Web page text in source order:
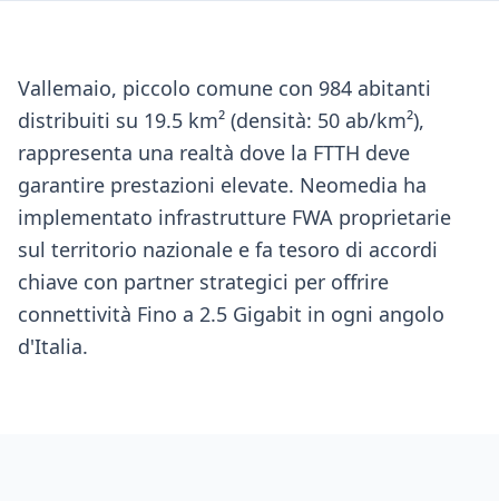
Vallemaio, piccolo comune con 984 abitanti
distribuiti su 19.5 km² (densità: 50 ab/km²),
rappresenta una realtà dove la FTTH deve
garantire prestazioni elevate. Neomedia ha
implementato infrastrutture FWA proprietarie
sul territorio nazionale e fa tesoro di accordi
chiave con partner strategici per offrire
connettività Fino a 2.5 Gigabit in ogni angolo
d'Italia.